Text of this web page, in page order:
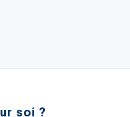
soi ?